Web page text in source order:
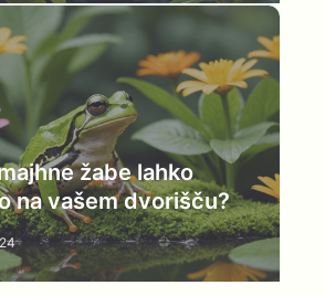
žabe lahko
na vašem dvorišču?